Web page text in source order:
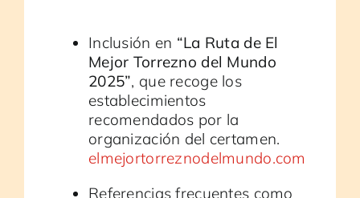
Inclusión en “La Ruta de El
Mejor Torrezno del Mundo
2025”, que recoge los
establecimientos
recomendados por la
organización del certamen.
elmejortorreznodelmundo.com
Referencias frecuentes como